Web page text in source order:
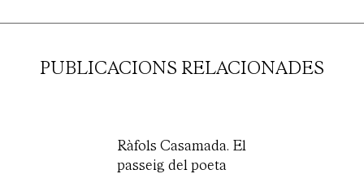
PUBLICACIONS RELACIONADES
Ràfols Casamada. El
passeig del poeta